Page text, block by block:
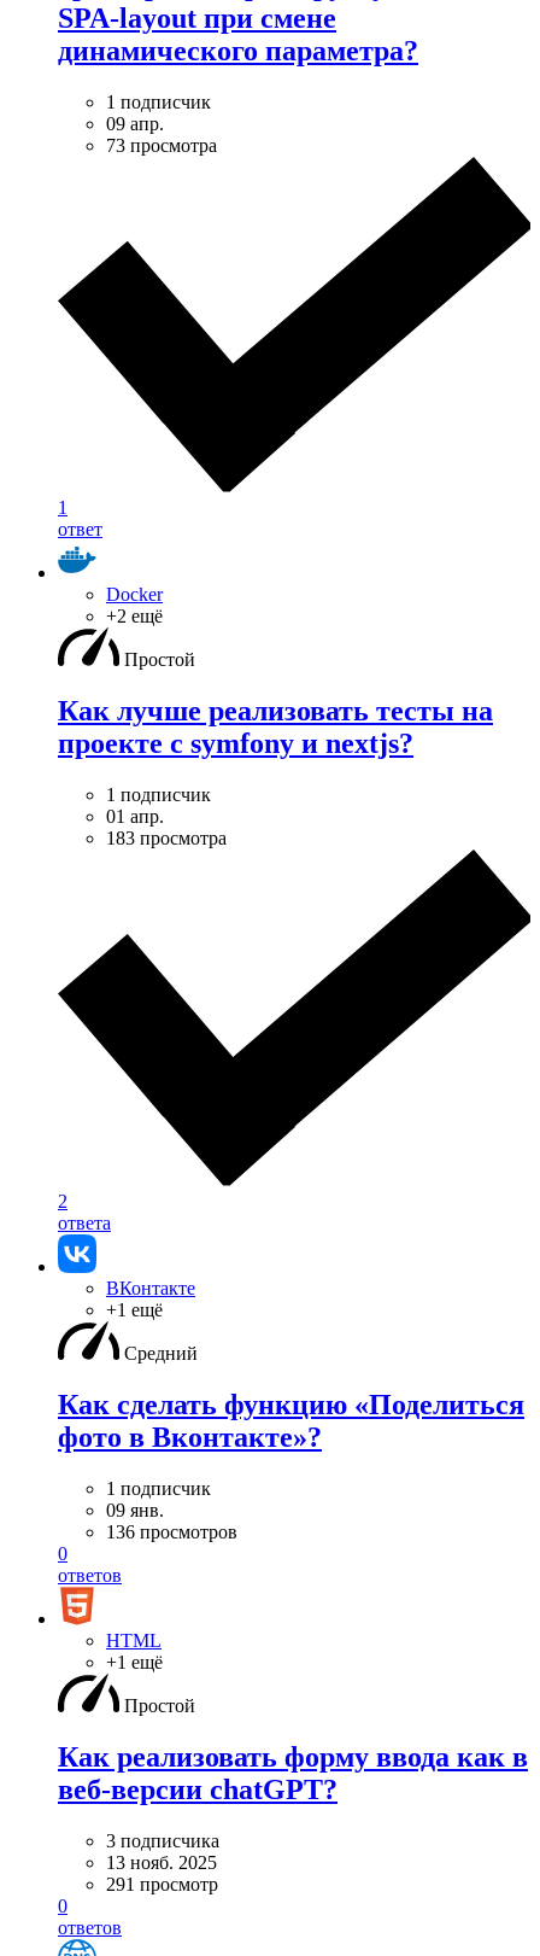
SPA-layout при смене
динамического параметра?
1 подписчик
09 апр.
73 просмотра
1
ответ
Docker
+2 ещё
Простой
Как лучше реализовать тесты на
проекте с symfony и nextjs?
1 подписчик
01 апр.
183 просмотра
2
ответа
ВКонтакте
+1 ещё
Средний
Как сделать функцию «Поделиться
фото в Вконтакте»?
1 подписчик
09 янв.
136 просмотров
0
ответов
HTML
+1 ещё
Простой
Как реализовать форму ввода как в
веб-версии chatGPT?
3 подписчика
13 нояб. 2025
291 просмотр
0
ответов